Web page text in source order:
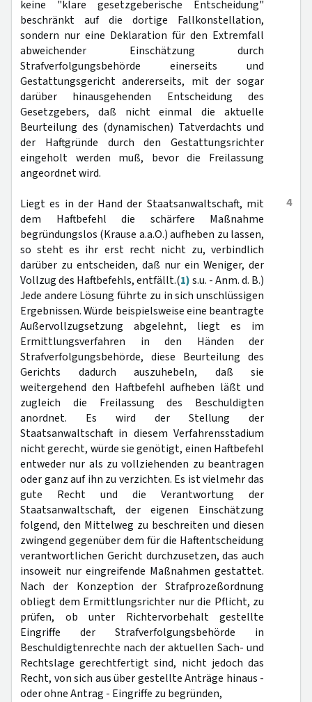
keine "klare gesetzgeberische Entscheidung"
beschränkt auf die dortige Fallkonstellation,
sondern nur eine Deklaration für den Extremfall
abweichender Einschätzung durch
Strafverfolgungsbehörde einerseits und
Gestattungsgericht andererseits, mit der sogar
darüber hinausgehenden Entscheidung des
Gesetzgebers, daß nicht einmal die aktuelle
Beurteilung des (dynamischen) Tatverdachts und
der Haftgründe durch den Gestattungsrichter
eingeholt werden muß, bevor die Freilassung
angeordnet wird.
4
Liegt es in der Hand der Staatsanwaltschaft, mit
dem Haftbefehl die schärfere Maßnahme
begründungslos (Krause a.a.O.) aufheben zu lassen,
so steht es ihr erst recht nicht zu, verbindlich
darüber zu entscheiden, daß nur ein Weniger, der
Vollzug des Haftbefehls, entfällt.(1)s.u. - Anm. d. B.)
Jede andere Lösung führte zu in sich unschlüssigen
Ergebnissen. Würde beispielsweise eine beantragte
Außervollzugsetzung abgelehnt, liegt es im
Ermittlungsverfahren in den Händen der
Strafverfolgungsbehörde, diese Beurteilung des
Gerichts dadurch auszuhebeln, daß sie
weitergehend den Haftbefehl aufheben läßt und
zugleich die Freilassung des Beschuldigten
anordnet. Es wird der Stellung der
Staatsanwaltschaft in diesem Verfahrensstadium
nicht gerecht, würde sie genötigt, einen Haftbefehl
entweder nur als zu vollziehenden zu beantragen
oder ganz auf ihn zu verzichten. Es ist vielmehr das
gute Recht und die Verantwortung der
Staatsanwaltschaft, der eigenen Einschätzung
folgend, den Mittelweg zu beschreiten und diesen
zwingend gegenüber dem für die Haftentscheidung
verantwortlichen Gericht durchzusetzen, das auch
insoweit nur eingreifende Maßnahmen gestattet.
Nach der Konzeption der Strafprozeßordnung
obliegt dem Ermittlungsrichter nur die Pflicht, zu
prüfen, ob unter Richtervorbehalt gestellte
Eingriffe der Strafverfolgungsbehörde in
Beschuldigtenrechte nach der aktuellen Sach- und
Rechtslage gerechtfertigt sind, nicht jedoch das
Recht, von sich aus über gestellte Anträge hinaus -
oder ohne Antrag - Eingriffe zu begründen,